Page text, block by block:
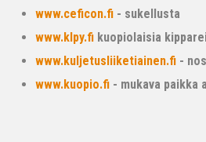
www.ceficon.fi - sukellusta
www.klpy.fi kuopiolaisia
www.kuljetusliiketiainen.fi -
www.kuopio.fi - mukava paikka